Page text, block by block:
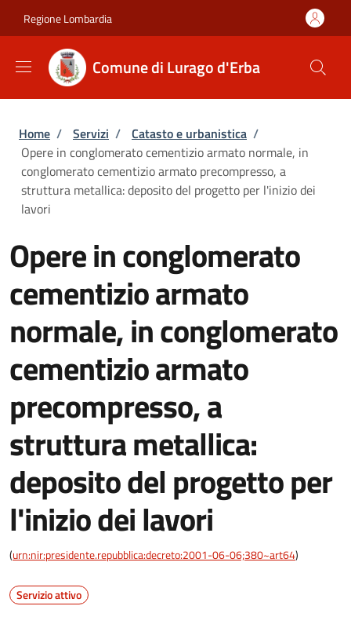
Regione Lombardia
Comune di Lurago d'Erba
Briciole di pane
Home / Servizi / Catasto e urbanistica /
Opere in conglomerato cementizio armato normale, in
conglomerato cementizio armato precompresso, a
struttura metallica: deposito del progetto per l'inizio dei
lavori
Opere in conglomerato
cementizio armato
normale, in conglomerato
cementizio armato
precompresso, a
struttura metallica:
deposito del progetto per
l'inizio dei lavori
(urn:nir:presidente.repubblica:decreto:2001-06-06;380~art64)
Servizio attivo